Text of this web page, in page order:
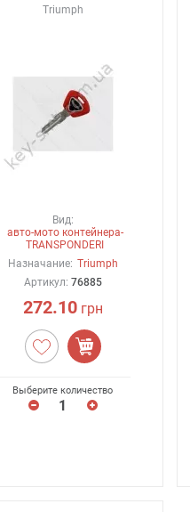
Triumph
Вид:
авто-мото контейнера-
TRANSPONDERI
Назначание: Triumph
Артикул: 76885
272.10грн
Выберите количество